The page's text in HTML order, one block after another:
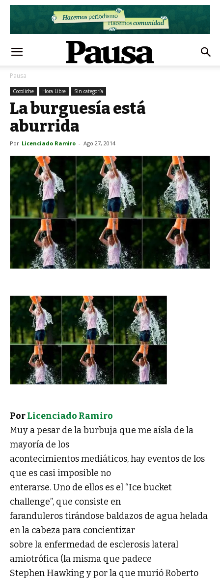
Pausa
Cocoliche Hora Libre Sin categoría
La burguesía está
aburrida
Por Licenciado Ramiro - Ago 27, 2014
PorLicenciado Ramiro
Muy a pesar de la burbuja que me aísla de la
mayoría de los
acontecimientos mediáticos, hay eventos de los
que es casi imposible no
enterarse. Uno de ellos es el “Ice bucket
challenge”, que consiste en
faranduleros tirándose baldazos de agua helada
en la cabeza para concientizar
sobre la enfermedad de esclerosis lateral
amiotrófica (la misma que padece
Stephen Hawking y por la que murió Roberto